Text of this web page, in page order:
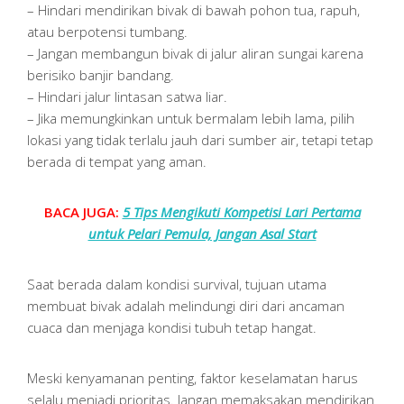
– Hindari mendirikan bivak di bawah pohon tua, rapuh,
atau berpotensi tumbang.
– Jangan membangun bivak di jalur aliran sungai karena
berisiko banjir bandang.
– Hindari jalur lintasan satwa liar.
– Jika memungkinkan untuk bermalam lebih lama, pilih
lokasi yang tidak terlalu jauh dari sumber air, tetapi tetap
berada di tempat yang aman.
BACA JUGA: 5 Tips Mengikuti Kompetisi Lari Pertama
untuk Pelari Pemula, Jangan Asal Start
Saat berada dalam kondisi survival, tujuan utama
membuat bivak adalah melindungi diri dari ancaman
cuaca dan menjaga kondisi tubuh tetap hangat.
Meski kenyamanan penting, faktor keselamatan harus
selalu menjadi prioritas. Jangan memaksakan mendirikan